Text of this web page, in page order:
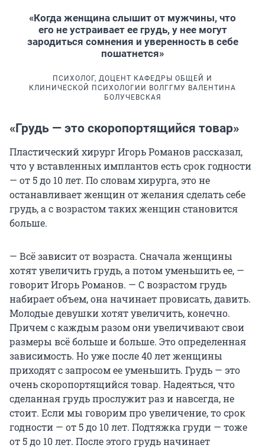
«Когда женщина слышит от мужчины, что
его не устраивает ее грудь, у нее могут
зародиться сомнения и уверенность в себе
пошатнется»
ПСИХОЛОГ, ДОЦЕНТ КАФЕДРЫ ОБЩЕЙ И
КЛИНИЧЕСКОЙ ПСИХОЛОГИИ ВОЛГГМУ ВАЛЕНТИНА
БОЛУЧЕВСКАЯ
«Грудь — это скоропортящийся товар»
Пластический хирург Игорь Романов рассказал,
что у вставленных имплантов есть срок годности
— от 5 до 10 лет. По словам хирурга, это не
останавливает женщин от желания сделать себе
грудь, а с возрастом таких женщин становится
больше.
— Всё зависит от возраста. Сначала женщины
хотят увеличить грудь, а потом уменьшить ее, —
говорит Игорь Романов. — С возрастом грудь
набирает объем, она начинает провисать, давить.
Молодые девушки хотят увеличить, конечно.
Причем с каждым разом они увеличивают свои
размеры всё больше и больше. Это определенная
зависимость. Но уже после 40 лет женщины
приходят с запросом ее уменьшить. Грудь — это
очень скоропортящийся товар. Надеяться, что
сделанная грудь прослужит раз и навсегда, не
стоит. Если мы говорим про увеличение, то срок
годности — от 5 до 10 лет. Подтяжка груди — тоже
от 5 до 10 лет. После этого грудь начинает